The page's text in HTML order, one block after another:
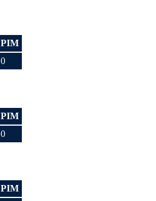
PIM
0
PIM
0
PIM